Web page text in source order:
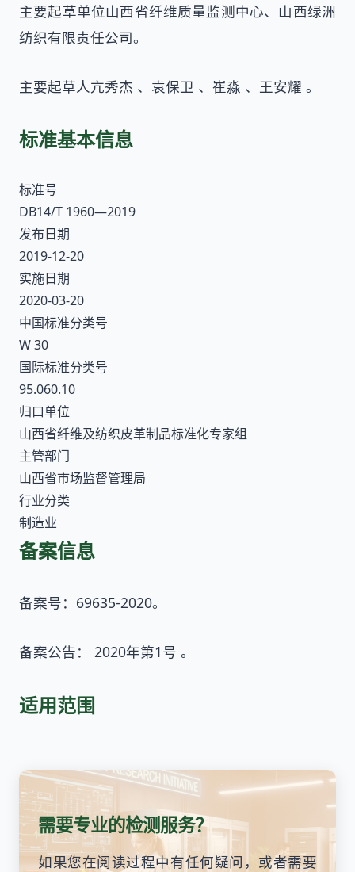
主要起草单位山西省纤维质量监测中心、山西绿洲
纺织有限责任公司。
主要起草人亢秀杰 、袁保卫 、崔淼 、王安耀 。
标准基本信息
标准号
DB14/T 1960—2019
发布日期
2019-12-20
实施日期
2020-03-20
中国标准分类号
W 30
国际标准分类号
95.060.10
归口单位
山西省纤维及纺织皮革制品标准化专家组
主管部门
山西省市场监督管理局
行业分类
制造业
备案信息
备案号：69635-2020。
备案公告： 2020年第1号 。
适用范围
需要专业的检测服务？
如果您在阅读过程中有任何疑问，或者需要